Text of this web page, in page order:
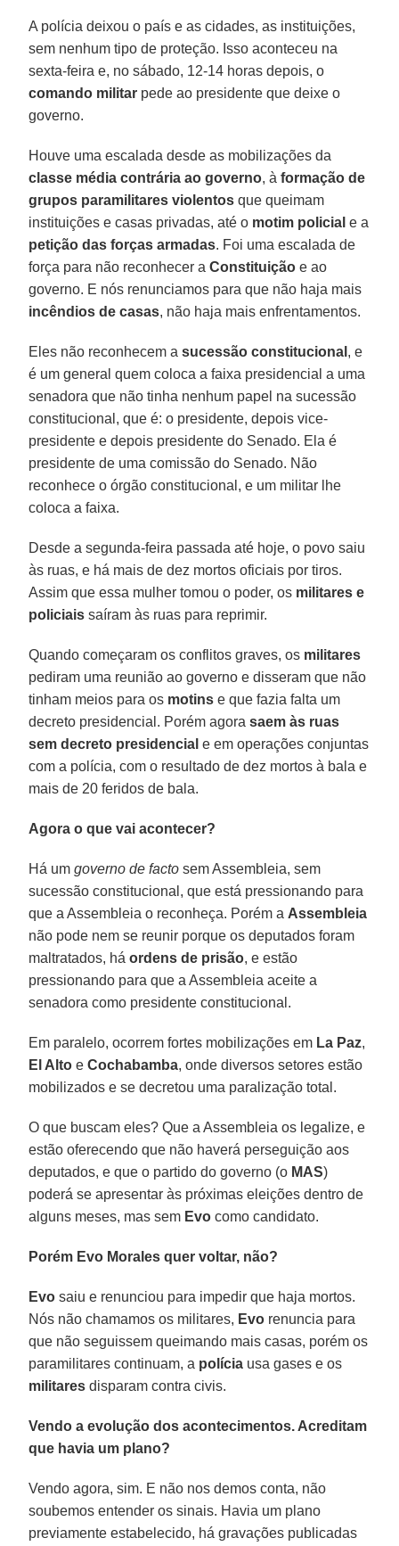
A polícia deixou o país e as cidades, as instituições,
sem nenhum tipo de proteção. Isso aconteceu na
sexta-feira e, no sábado, 12-14 horas depois, o
comando militar pede ao presidente que deixe o
governo.
Houve uma escalada desde as mobilizações da
classe média contrária ao governo, àformação de
grupos paramilitares violentos que queimam
instituições e casas privadas, até o motim policiale a
petição das forças armadas. Foi uma escalada de
força para não reconhecer aConstituição e ao
governo. E nós renunciamos para que não haja mais
incêndios de casas, não haja mais enfrentamentos.
Eles não reconhecem asucessão constitucional , e
é um general quem coloca a faixa presidencial a uma
senadora que não tinha nenhum papel na sucessão
constitucional, que é: o presidente, depois vice-
presidente e depois presidente do Senado. Ela é
presidente de uma comissão do Senado. Não
reconhece o órgão constitucional, e um militar lhe
coloca a faixa.
Desde a segunda-feira passada até hoje, o povo saiu
às ruas, e há mais de dez mortos oficiais por tiros.
Assim que essa mulher tomou o poder, os militares e
policiais saíram às ruas para reprimir.
Quando começaram os conflitos graves, os militares
pediram uma reunião ao governo e disseram que não
tinham meios para os motins e que fazia falta um
decreto presidencial. Porém agorasaem às ruas
sem decreto presidencial e em operações conjuntas
com a polícia, com o resultado de dez mortos à bala e
mais de 20 feridos de bala.
Agora o que vai acontecer?
Há umgoverno de facto sem Assembleia, sem
sucessão constitucional, que está pressionando para
que a Assembleia o reconheça. Porém a Assembleia
não pode nem se reunir porque os deputados foram
maltratados, háordens de prisão, e estão
pressionando para que a Assembleia aceite a
senadora como presidente constitucional.
Em paralelo, ocorrem fortes mobilizações em La Paz,
El Alto eCochabamba, onde diversos setores estão
mobilizados e se decretou uma paralização total.
O que buscam eles? Que a Assembleia os legalize, e
estão oferecendo que não haverá perseguição aos
deputados, e que o partido do governo (o MAS)
poderá se apresentar às próximas eleições dentro de
alguns meses, mas sem Evo como candidato.
Porém Evo Morales quer voltar, não?
Evo saiu e renunciou para impedir que haja mortos.
Nós não chamamos os militares, Evo renuncia para
que não seguissem queimando mais casas, porém os
paramilitares continuam, a polícia usa gases e os
militares disparam contra civis.
Vendo a evolução dos acontecimentos. Acreditam
que havia um plano?
Vendo agora, sim. E não nos demos conta, não
soubemos entender os sinais. Havia um plano
previamente estabelecido, há gravações publicadas